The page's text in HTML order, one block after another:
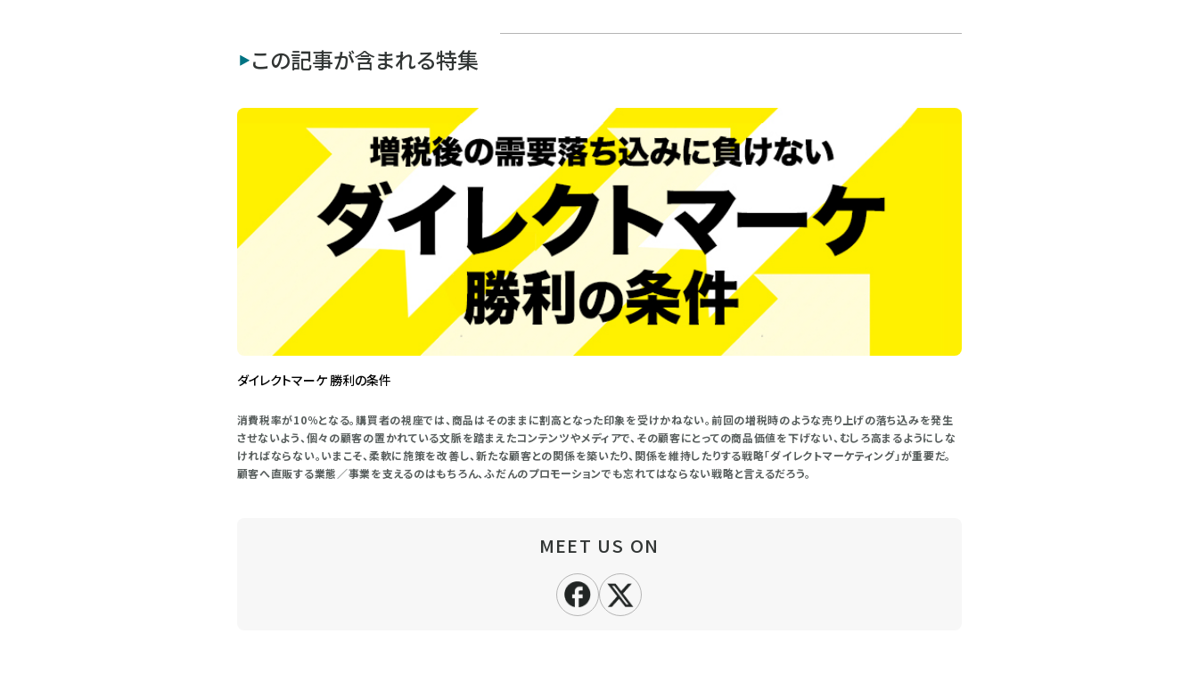
この記事が含まれる特集
ダイレクトマーケ 勝利の条件
消費税率が10％となる。購買者の視座では、商品はそのままに割高となった印象を受けかねない。前回の増税時のような売り上げの落ち込みを発生
させないよう、個々の顧客の置かれている文脈を踏まえたコンテンツやメディアで、その顧客にとっての商品価値を下げない、むしろ高まるようにしな
ければならない。いまこそ、柔軟に施策を改善し、新たな顧客との関係を築いたり、関係を維持したりする戦略「ダイレクトマーケティング」が重要だ。
顧客へ直販する業態／事業を支えるのはもちろん、ふだんのプロモーションでも忘れてはならない戦略と言えるだろう。
MEET US ON